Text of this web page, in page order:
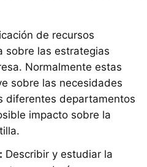
de recursos
sobre las estrategias
Normalmente estas
sobre las necesidades
diferentes departamentos
impacto sobre la
Describir y estudiar la